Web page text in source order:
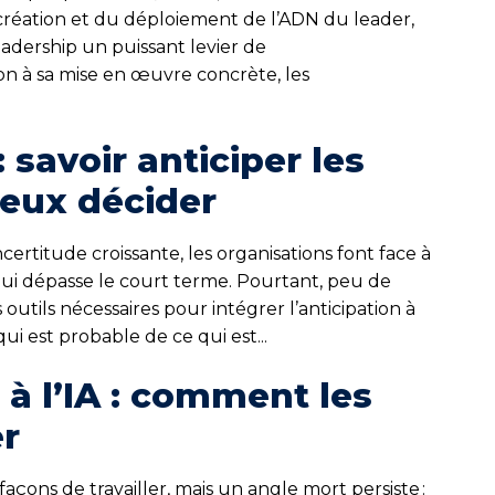
et du déploiement de l’ADN du leader,
un puissant levier de
à sa mise en œuvre concrète, les
savoir anticiper les
décider
croissante, les organisations font face à
dépasse le court terme. Pourtant, peu de
nécessaires pour intégrer l’anticipation à
est probable de ce qui est...
l’IA : comment les
de travailler, mais un angle mort persiste :